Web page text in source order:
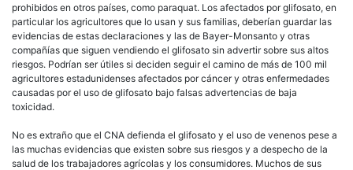
prohibidos en otros países, como paraquat. Los afectados por glifosato, en
particular los agricultores que lo usan y sus familias, deberían guardar las
evidencias de estas declaraciones y las de Bayer-Monsanto y otras
compañías que siguen vendiendo el glifosato sin advertir sobre sus altos
riesgos. Podrían ser útiles si deciden seguir el camino de más de 100 mil
agricultores estadunidenses afectados por cáncer y otras enfermedades
causadas por el uso de glifosato bajo falsas advertencias de baja
toxicidad.
No es extraño que el CNA defienda el glifosato y el uso de venenos pese a
las muchas evidencias que existen sobre sus riesgos y a despecho de la
salud de los trabajadores agrícolas y los consumidores. Muchos de sus